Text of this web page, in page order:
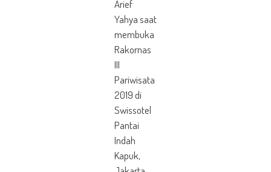
Arief
Yahya saat
membuka
Rakornas
III
Pariwisata
2019 di
Swissotel
Pantai
Indah
Kapuk,